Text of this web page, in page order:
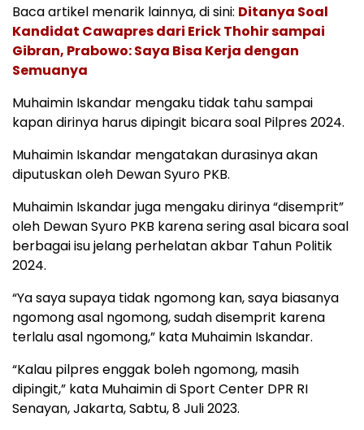
Baca artikel menarik lainnya, di sini: Ditanya Soal
Kandidat Cawapres dari Erick Thohir sampai
Gibran, Prabowo: Saya Bisa Kerja dengan
Semuanya
Muhaimin Iskandar mengaku tidak tahu sampai
kapan dirinya harus dipingit bicara soal Pilpres 2024.
Muhaimin Iskandar mengatakan durasinya akan
diputuskan oleh Dewan Syuro PKB.
Muhaimin Iskandar juga mengaku dirinya “disemprit”
oleh Dewan Syuro PKB karena sering asal bicara soal
berbagai isu jelang perhelatan akbar Tahun Politik
2024.
“Ya saya supaya tidak ngomong kan, saya biasanya
ngomong asal ngomong, sudah disemprit karena
terlalu asal ngomong,” kata Muhaimin Iskandar.
“Kalau pilpres enggak boleh ngomong, masih
dipingit,” kata Muhaimin di Sport Center DPR RI
Senayan, Jakarta, Sabtu, 8 Juli 2023.